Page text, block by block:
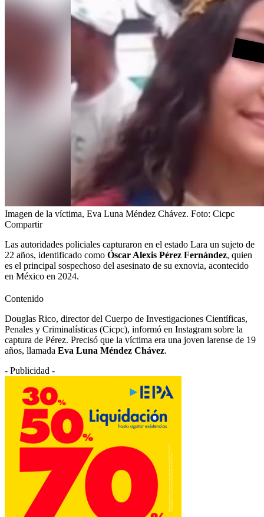
Imagen de la víctima, Eva Luna Méndez Chávez. Foto: Cicpc
Compartir
Las autoridades policiales capturaron en el estado Lara un sujeto de
22 años, identificado como Óscar Alexis Pérez Fernández, quien
es el principal sospechoso del asesinato de su exnovia, acontecido
en México en 2024.
Contenido
Douglas Rico, director del Cuerpo de Investigaciones Científicas,
Penales y Criminalísticas (Cicpc), informó en Instagram sobre la
captura de Pérez. Precisó que la víctima era una joven larense de 19
años, llamada Eva Luna Méndez Chávez.
- Publicidad -